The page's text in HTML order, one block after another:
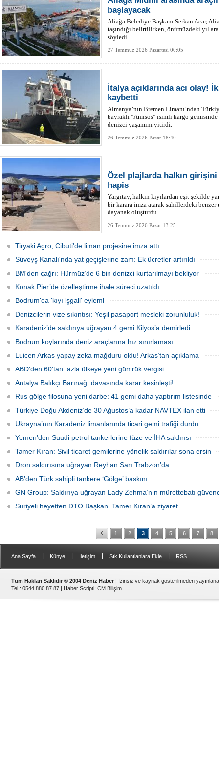
başlayacak
Aliağa Belediye Başkanı Serkan Acar,
taşındığı belirtilirken, önümüzdeki yıl
söyledi.
27 Temmuz 2026 Pazartesi 00:05
İtalya açıklarında acı olay!
kaybetti
Almanya’nın Bremen Limanı’ndan
bayraklı "Amisos" isimli kargo
denizci yaşamını yitirdi.
26 Temmuz 2026 Pazar 18:40
Özel plajlarda halkın girişini
hapis
Yargıtay, halkın kıyılardan eşit şekilde
bir karara imza atarak sahillerdeki
dayanak oluşturdu.
26 Temmuz 2026 Pazar 13:25
Tiryaki Agro, Cibuti'de liman projesine imza attı
Süveyş Kanalı'nda yat geçişlerine zam: Ek ücretler artırıldı
BM'den çağrı: Hürmüz’de 6 bin denizci kurtarılmayı bekliyor
Konak Pier’de özelleştirme ihale süreci uzatıldı
Bodrum’da 'kıyı işgali' eylemi
Denizcilerin vize sıkıntısı: Yeşil pasaport mesleki zorunluluk!
Karadeniz’de saldırıya uğrayan 4 gemi Kilyos’a demirledi
Bodrum koylarında deniz araçlarına hız sınırlaması
Luicen Arkas yapay zeka mağduru oldu! Arkas’tan açıklama
ABD'den 60'tan fazla ülkeye yeni gümrük vergisi
Antalya Balıkçı Barınağı davasında karar kesinleşti!
Rus gölge filosuna yeni darbe: 41 gemi daha yaptırım listesinde
Türkiye Doğu Akdeniz’de 30 Ağustos’a kadar NAVTEX ilan etti
Ukrayna’nın Karadeniz limanlarında ticari gemi trafiği durdu
Yemen'den Suudi petrol tankerlerine füze ve İHA saldırısı
Tamer Kıran: Sivil ticaret gemilerine yönelik saldırılar sona ersin
Dron saldırısına uğrayan Reyhan Sarı Trabzon’da
AB’den Türk sahipli tankere ‘Gölge’ baskını
GN Group: Saldırıya uğrayan Lady Zehma’nın mürettebatı
Suriyeli heyetten DTO Başkanı Tamer Kıran’a ziyaret
1 2 3 4 5 6 7 8
Ana Sayfa Künye İletişim Sık Kullanılanlara Ekle RSS
Tüm Hakları Saklıdır © 2004 Deniz Haber | İzinsiz ve kaynak gösterilmeden
Tel : 0544 880 87 87 | Haber Scripti: CM Bilişim